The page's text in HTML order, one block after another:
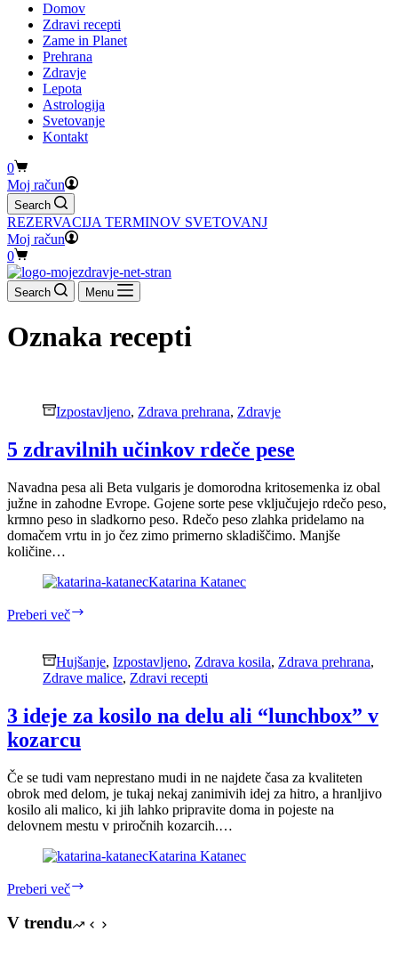
Domov
Zdravi recepti
Zame in Planet
Prehrana
Zdravje
Lepota
Astrologija
Svetovanje
Kontakt
Shopping
cart
0
Moj račun
Search
REZERVACIJA TERMINOV SVETOVANJ
Moj račun
Shopping
cart
0
Search Menu
Oznaka recepti
Izpostavljeno, Zdrava prehrana, Zdravje
5 zdravilnih učinkov rdeče pese
Navadna pesa ali Beta vulgaris je domorodna kritosemenka iz obal
južne in zahodne Evrope. Gojene sorte pese vključujejo rdečo peso,
krmno peso in sladkorno peso. Rdečo peso zlahka pridelamo na
domačem vrtu in jo čez zimo primerno skladiščimo. Manjše
količine…
Katarina Katanec
Preberi več
rdeče
pese
Hujšanje, Izpostavljeno, Zdrava kosila, Zdrava prehrana,
Zdrave malice, Zdravi recepti
3 ideje za kosilo na delu ali “lunchbox” v
kozarcu
Če se tudi vam neprestano mudi in ne najdete časa za kvaliteten
obrok med delom, je tukaj nekaj zanimivih idej za hitro, a hranljivo
kosilo ali malico, ki jih lahko pripravite doma in pojeste na
delovnem mestu v priročnih kozarcih.…
Katarina Katanec
Preberi več
kosilo
V trendu